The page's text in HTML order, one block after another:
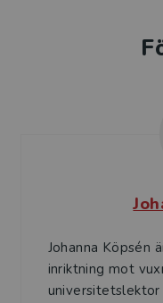
Johanna Köpsén
inriktning mot
universitetslektor